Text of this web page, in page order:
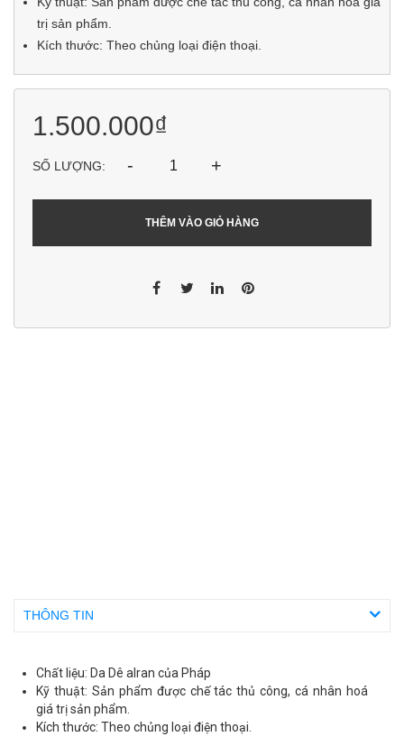
trị sản phẩm.
Kích thước: Theo chủng loại điện thoại.
1.500.000₫
SỐ LƯỢNG: - +
THÊM VÀO GIỎ HÀNG
THÔNG TIN
Chất liệu: Da Dê alran của Pháp
Kỹ thuật: Sản phẩm được chế tác thủ công, cá nhân hoá
giá trị sản phẩm.
Kích thước: Theo chủng loại điện thoại.